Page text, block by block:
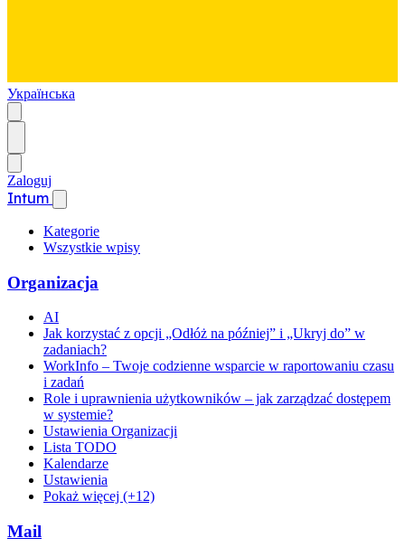
Українська
Zaloguj
Intum
Kategorie
Wszystkie wpisy
Organizacja
AI
Jak korzystać z opcji „Odłóż na później” i „Ukryj do” w
zadaniach?
WorkInfo – Twoje codzienne wsparcie w raportowaniu czasu
i zadań
Role i uprawnienia użytkowników – jak zarządzać dostępem
w systemie?
Ustawienia Organizacji
Lista TODO
Kalendarze
Ustawienia
Pokaż więcej (+12)
Mail